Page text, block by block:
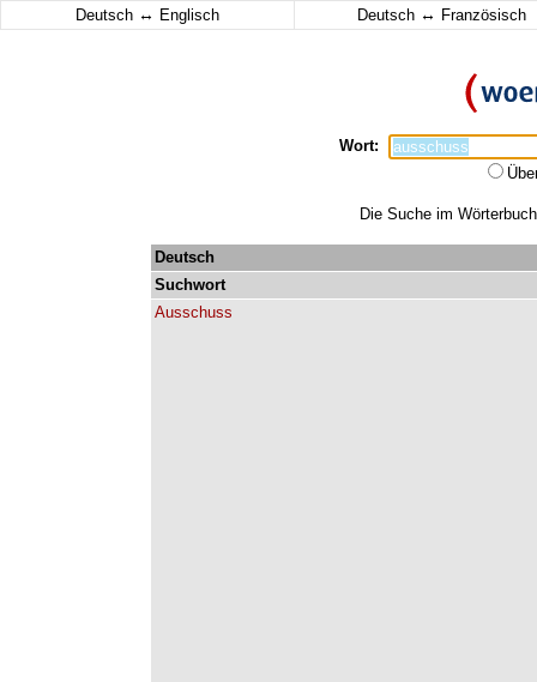
Deutsch ↔ Englisch Deutsch ↔ Französisch
Wort:
Die Suche im
Deutsch
Suchwort
Ausschuss